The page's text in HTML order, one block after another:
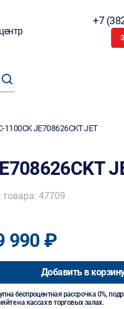
+7
1100CK JE708626CKT JET
товара: 47709
990 ₽
Добавить в
беспроцентная рассрочка 0%,
на кассах в торговых залах.